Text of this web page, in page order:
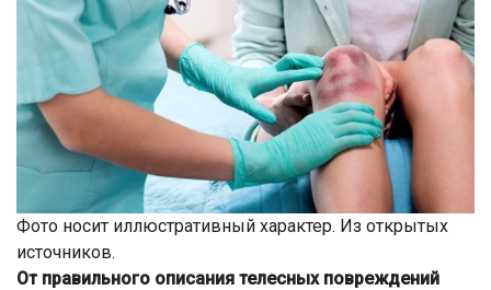
Фото носит иллюстративный характер. Из открытых
источников.
От правильного описания телесных повреждений